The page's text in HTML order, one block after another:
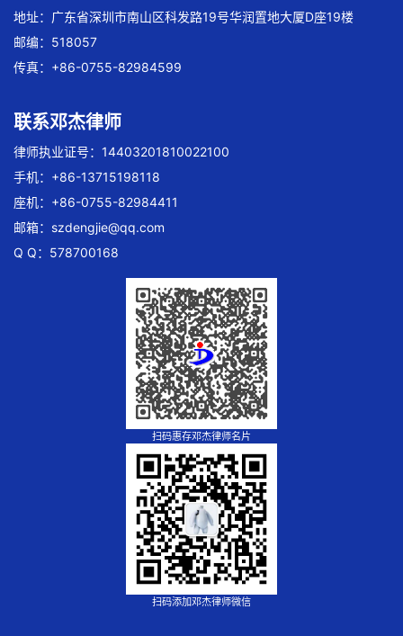
地址：广东省深圳市南山区科发路19号华润置地大厦D座19楼
邮编：518057
传真：+86-0755-82984599
联系邓杰律师
律师执业证号：14403201810022100
手机：+86-13715198118
座机：+86-0755-82984411
邮箱： szdengjie@qq.com
Q Q：578700168
扫码惠存邓杰律师名片
扫码添加邓杰律师微信